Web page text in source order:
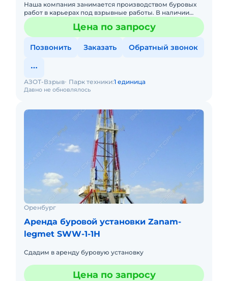
Наша компания занимается производством буровых
работ в карьерах под взрывные работы. В наличии
буровые установки Atlas Copco, а также их аналоги.
Также имеем л Цена по запросу
Позвонить Заказать Обратный звонок
Давно не обновлялось
АЗОТ-Взрыв Парк техники:1 единица
Оренбург
Аренда буровой установки Zanam-
legmet SWW-1-1H
Сдадим в аренду буровую установку
Цена по запросу